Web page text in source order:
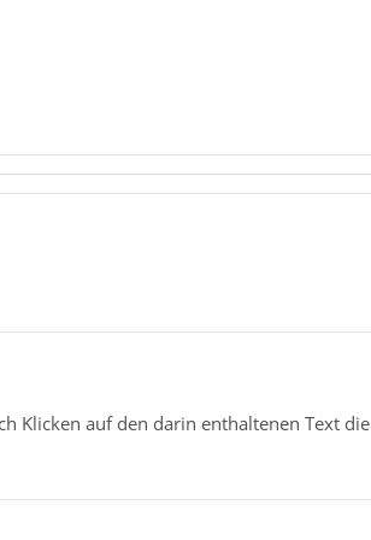
Klicken auf den darin enthaltenen Text die